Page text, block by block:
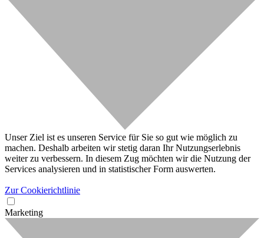
Unser Ziel ist es unseren Service für Sie so gut wie möglich zu
machen. Deshalb arbeiten wir stetig daran Ihr Nutzungserlebnis
weiter zu verbessern. In diesem Zug möchten wir die Nutzung der
Services analysieren und in statistischer Form auswerten.
Zur Cookierichtlinie
Marketing